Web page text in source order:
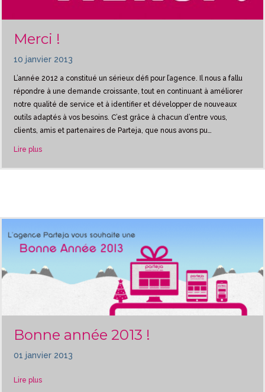
Merci !
10 janvier 2013
​L’année 2012 a constitué un sérieux défi pour l’agence. Il nous a fallu
répondre à une demande croissante, tout en continuant à améliorer
notre qualité de service et à identifier et développer de nouveaux
outils adaptés à vos besoins. C’est grâce à chacun d’entre vous,
clients, amis et partenaires de Parteja, que nous avons pu…
Lire plusabout Merci !
Bonne année 2013 !
01 janvier 2013
Lire plusabout Bonne année 2013 !